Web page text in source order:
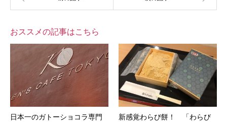
おススメの記事はこちら
日本一のガトーショコラ専門
新感覚わらび餅！ 「わらび